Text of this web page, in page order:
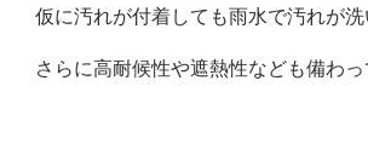
仮に汚れが付着しても雨水で汚れが
さらに高耐候性や遮熱性なども備わっ